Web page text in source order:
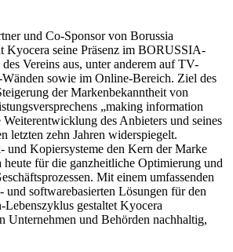
und Co-Sponsor von Borussia
Kyocera seine Präsenz im BORUSSIA-
Vereins aus, unter anderem auf TV-
sowie im Online-Bereich. Ziel des
der Markenbekanntheit von
„making information
Weiterentwicklung des Anbieters und seines
letzten zehn Jahren widerspiegelt.
und Kopiersysteme den Kern der Marke
heute für die ganzheitliche Optimierung und
Mit einem umfassenden
und softwarebasierten Lösungen für den
Lebenszyklus gestaltet Kyocera
Unternehmen und Behörden nachhaltig,